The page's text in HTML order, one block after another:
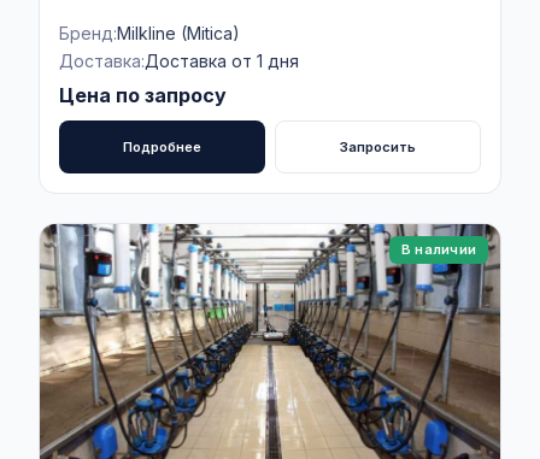
Бренд:Milkline (Mitica)
Доставка:Доставка от 1 дня
Цена по запросу
Подробнее Запросить
В наличии